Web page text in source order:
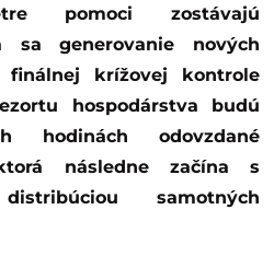
pomoci zostávajú
sa generovanie nových
finálnej krížovej kontrole
hospodárstva budú
hodinách odovzdané
následne začína s
samotných